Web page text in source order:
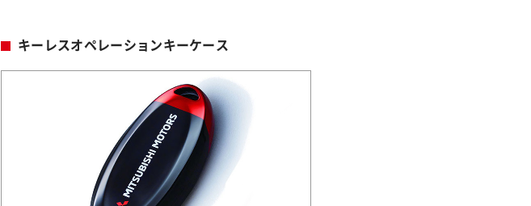
キーレスオペレーションキーケース